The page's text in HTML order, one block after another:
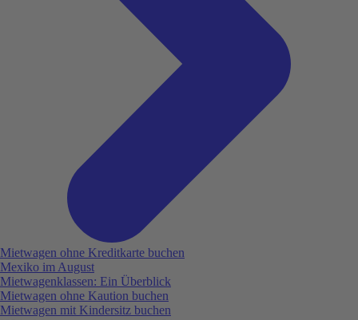
Mietwagen ohne Kreditkarte buchen
Mexiko im August
Mietwagenklassen: Ein Überblick
Mietwagen ohne Kaution buchen
Mietwagen mit Kindersitz buchen